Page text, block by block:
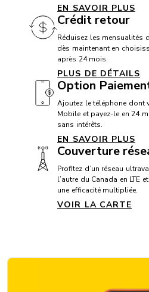
BATTERIE
Batterie: 5000 mAh non
CAMÉRA
Appareil photo frontal: 12 Mpx
Appareil photo arrière: 50 +
Caméra vidéo: 1080p
CONNECTIVITÉ
5G+: Oui
Communication en champ
EN SAVOIR PLUS
Crédit retour
Réduisez les mensualités
dès maintenant en
après 24 mois.
PLUS DE DÉTAILS
Option
Ajoutez le téléphone dont
Mobile et payez-le en 24
sans intérêts.
EN SAVOIR PLUS
Couverture
Profitez d’un réseau
l’autre du Canada en LTE
une efficacité multipliée.
VOIR LA CARTE